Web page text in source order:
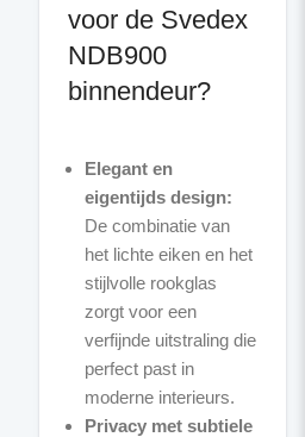
voor de Svedex
NDB900
binnendeur?
Elegant en
eigentijds design:
De combinatie van
het lichte eiken en het
stijlvolle rookglas
zorgt voor een
verfijnde uitstraling die
perfect past in
moderne interieurs.
Privacy met subtiele